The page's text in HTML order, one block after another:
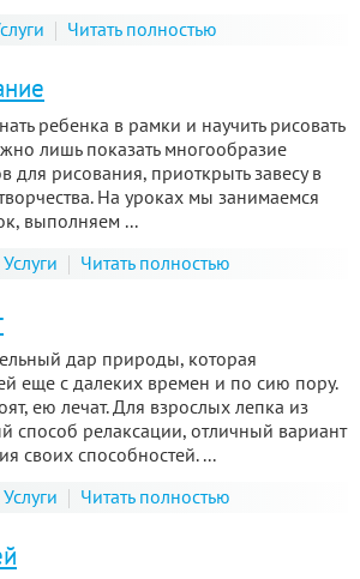
Читать полностью
ребенка в рамки и научить рисовать
лишь показать многообразие
для рисования, приоткрыть завесу в
На уроках мы занимаемся
выполняем ...
Услуги Читать полностью
дар природы, которая
еще с далеких времен и по сию пору.
ею лечат. Для взрослых лепка из
способ релаксации, отличный вариант
своих способностей. ...
Услуги Читать полностью